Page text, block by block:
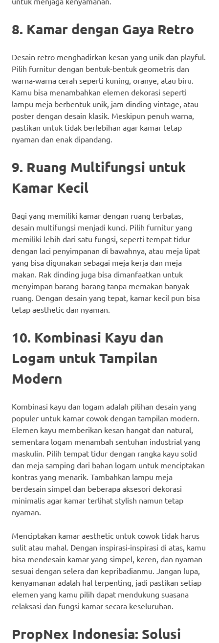
8. Kamar dengan Gaya Retro
Desain retro menghadirkan kesan yang unik dan playful.
Pilih furnitur dengan bentuk-bentuk geometris dan
warna-warna cerah seperti kuning, oranye, atau biru.
Kamu bisa menambahkan elemen dekorasi seperti
lampu meja berbentuk unik, jam dinding vintage, atau
poster dengan desain klasik. Meskipun penuh warna,
pastikan untuk tidak berlebihan agar kamar tetap
nyaman dan enak dipandang.
9. Ruang Multifungsi untuk
Kamar Kecil
Bagi yang memiliki kamar dengan ruang terbatas,
desain multifungsi menjadi kunci. Pilih furnitur yang
memiliki lebih dari satu fungsi, seperti tempat tidur
dengan laci penyimpanan di bawahnya, atau meja lipat
yang bisa digunakan sebagai meja kerja dan meja
makan. Rak dinding juga bisa dimanfaatkan untuk
menyimpan barang-barang tanpa memakan banyak
ruang. Dengan desain yang tepat, kamar kecil pun bisa
tetap aesthetic dan nyaman.
10. Kombinasi Kayu dan
Logam untuk Tampilan
Modern
Kombinasi kayu dan logam adalah pilihan desain yang
populer untuk kamar cowok dengan tampilan modern.
Elemen kayu memberikan kesan hangat dan natural,
sementara logam menambah sentuhan industrial yang
maskulin. Pilih tempat tidur dengan rangka kayu solid
dan meja samping dari bahan logam untuk menciptakan
kontras yang menarik. Tambahkan lampu meja
berdesain simpel dan beberapa aksesori dekorasi
minimalis agar kamar terlihat stylish namun tetap
nyaman.
Menciptakan kamar aesthetic untuk cowok tidak harus
sulit atau mahal. Dengan inspirasi-inspirasi di atas, kamu
bisa mendesain kamar yang simpel, keren, dan nyaman
sesuai dengan selera dan kepribadianmu. Jangan lupa,
kenyamanan adalah hal terpenting, jadi pastikan setiap
elemen yang kamu pilih dapat mendukung suasana
relaksasi dan fungsi kamar secara keseluruhan.
PropNex Indonesia: Solusi